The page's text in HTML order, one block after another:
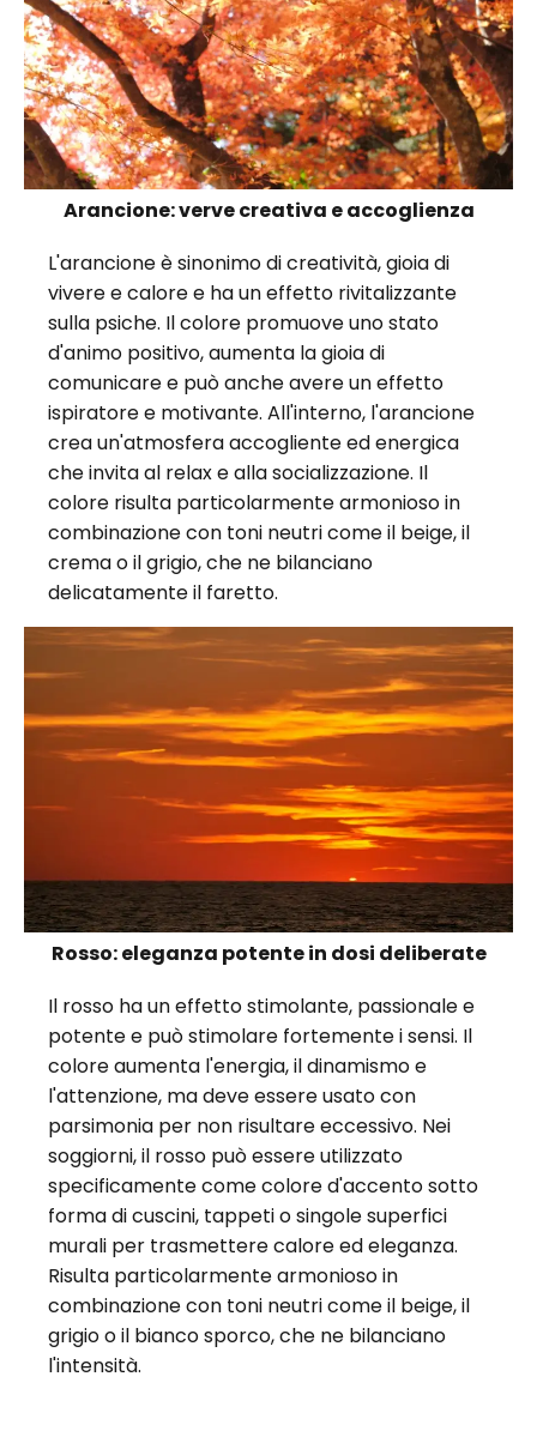
Arancione: verve creativa e accoglienza
L'arancione è sinonimo di creatività, gioia di
vivere e calore e ha un effetto rivitalizzante
sulla psiche. Il colore promuove uno stato
d'animo positivo, aumenta la gioia di
comunicare e può anche avere un effetto
ispiratore e motivante. All'interno, l'arancione
crea un'atmosfera accogliente ed energica
che invita al relax e alla socializzazione. Il
colore risulta particolarmente armonioso in
combinazione con toni neutri come il beige, il
crema o il grigio, che ne bilanciano
delicatamente il faretto.
Rosso: eleganza potente in dosi deliberate
Il rosso ha un effetto stimolante, passionale e
potente e può stimolare fortemente i sensi. Il
colore aumenta l'energia, il dinamismo e
l'attenzione, ma deve essere usato con
parsimonia per non risultare eccessivo. Nei
soggiorni, il rosso può essere utilizzato
specificamente come colore d'accento sotto
forma di cuscini, tappeti o singole superfici
murali per trasmettere calore ed eleganza.
Risulta particolarmente armonioso in
combinazione con toni neutri come il beige, il
grigio o il bianco sporco, che ne bilanciano
l'intensità.